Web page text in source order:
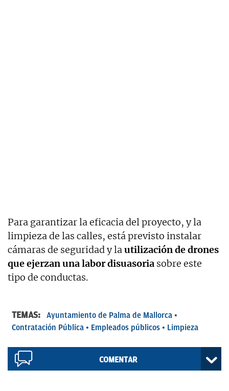
Para garantizar la eficacia del proyecto, y la
limpieza de las calles, está previsto instalar
cámaras de seguridad y lautilización de drones
que ejerzan una labor disuasoria sobre este
tipo de conductas.
TEMAS:
Ayuntamiento de Palma de Mallorca
Contratación Pública
Empleados públicos Limpieza
COMENTAR